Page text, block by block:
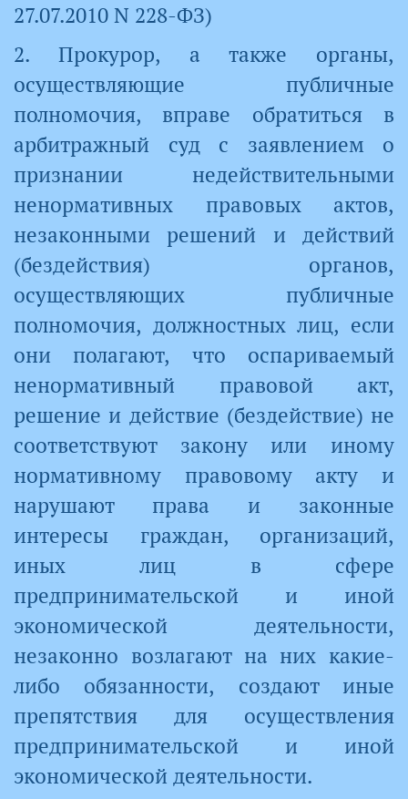
27.07.2010 N 228-ФЗ)
2. Прокурор, а также органы,
осуществляющие публичные
полномочия, вправе обратиться в
арбитражный суд с заявлением о
признании недействительными
ненормативных правовых актов,
незаконными решений и действий
(бездействия) органов,
осуществляющих публичные
полномочия, должностных лиц, если
они полагают, что оспариваемый
ненормативный правовой акт,
решение и действие (бездействие) не
соответствуют закону или иному
нормативному правовому акту и
нарушают права и законные
интересы граждан, организаций,
иных лиц в сфере
предпринимательской и иной
экономической деятельности,
незаконно возлагают на них какие-
либо обязанности, создают иные
препятствия для осуществления
предпринимательской и иной
экономической деятельности.